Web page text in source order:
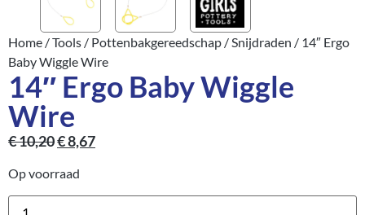
Home /Tools / Pottenbakgereedschap /Snijdraden / 14″ Ergo
Baby Wiggle Wire
14″ Ergo Baby Wiggle
Wire
€10,20€8,67
Op voorraad